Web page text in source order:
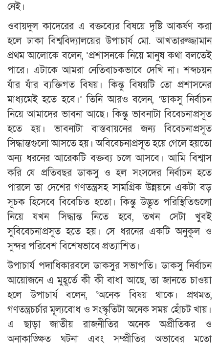
নেই।
ওবায়দুল কাদেরের এ বক্তব্যের বিষয়ে দৃষ্টি আকর্ষণ করা
হলে ঢাকা বিশ্ববিদ্যালয়ের উপাচার্য মো. আখতারুজ্জামান
প্রথম আলোকে বলেন, ‘প্রশাসনকে নিয়ে মানুষ কথা বলতেই
পারে। এটাকে আমরা নেতিবাচকভাবে দেখি না। শব্দচয়ন
যাঁর যাঁর ব্যক্তিগত বিষয়। কিন্তু বিষয়টি তো প্রশাসনের
মাধ্যমেই হতে হবে।’ তিনি আরও বলেন, ‘ডাকসু নির্বাচন
নিয়ে আমাদের ভাবনা আছে। কিন্তু ভাবনাটা বিবেচনাপ্রসূত
হতে হয়। ভাবনাটা বাস্তবায়নের জন্য বিবেচনাপ্রসূত
সিদ্ধান্তগুলো আসতে হয়। অবিবেচনাপ্রসূত হয়ে গেলে হয়তো
অন্য ধরনের আরেকটি বক্তব্য চলে আসবে। আমি বিশ্বাস
করি যে প্রতিবছর ডাকসু ও হল সংসদের নির্বাচন হতে
পারলে তা দেশের গণতন্ত্রসহ সামগ্রিক উন্নয়নে একটা বড়
সূচক হিসেবে বিবেচিত হতো। কিন্তু উদ্ভূত পরিস্থিতিগুলো
নিয়ে যখন সিদ্ধান্ত নিতে হবে, তখন সেটা খুবই
সুবিবেচনাপ্রসূত হতে হয়। সে ধরনের একটি অনুকূল ও
সুন্দর পরিবেশ বিশেষভাবে প্রত্যাশিত।
উপাচার্য পদাধিকারবলে ডাকসুর সভাপতি। ডাকসু নির্বাচন
আয়োজনে এ মুহূর্তে কী কী বাধা আছে, তা জানতে চাওয়া
হলে উপাচার্য বলেন, ‘অনেক বিষয় থাকে। প্রথমত,
গণতন্ত্রচর্চার মূল্যবোধ ও সংস্কৃতিটা অনেক সময় হোঁচট খায়।
এ ছাড়া জাতীয় রাজনীতির অনেক অপ্রীতিকর ও
অনাকাঙ্ক্ষিত ঘটনা এবং সম্প্রীতির অভাবের মতো